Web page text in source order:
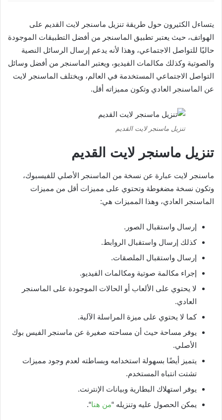
يتساءل الكثيرون حول طريقة تنزيل ماسنجر لايت القديم على
الهواتف، حيث يعتبر تطبيق الماسنجر من أفضل التطبيقات الموجودة
حاليًا للتواصل الاجتماعي، وهذا لأنه يدعم إرسال الرسائل النصية
والصوتية وكذلك مكالمات الفيديو، ويعتبر الماسنجر من أفضل وسائل
التواصل الاجتماعي المستخدمة في العالم، ويختلف الماسنجر لايت
عن الماسنجر العادي وتكون مميزاته أقل.
تنزيل ماسنجر لايت القديم
تنزيل ماسنجر لايت القديم
ماسنجر لايت عبارة عن نسخة من الماسنجر الأصلي للفيسبوك،
وتكون نسخة مضغوطة وتحتوي على مميزات أقل من مميزات
الماسنجر العادي، وهذا المميزات هي:
إرسال واستقبال الصور.
كذلك إرسال واستقبال الروابط.
إرسال واستقبال الملصقات.
إجراء مكالمة صوتية ومكالمات الفيديو.
لا يحتوي على الألعاب أو الحالات الموجودة على الماسنجر
العادي.
كما لا يحتوي على ميزة المراسلة الآلية.
يوفر مساحة حيث أن مساحته صغيرة عن ماسنجر الفيس بوك
الأصلي.
يتميز أيضًا بسهولة استخدامه وبساطته لعدم وجود مميزات
تشتت انتباه المستخدم.
يوفر استهلاك البطارية وبيانات الإنترنت.
يمكن الحصول عليه وتنزيله “من هنا“.